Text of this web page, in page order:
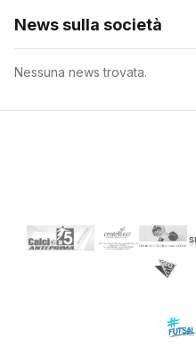
News sulla società
Nessuna news trovata.